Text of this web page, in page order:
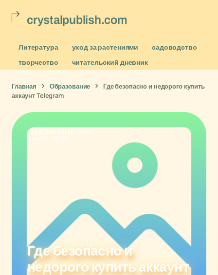
crystalpublish.com
Литература уход за растениями
садоводство
творчество
читательский дневник
Главная Образование
Где безопасно и недорого купить
аккаунт Telegram
crystalpublish.com
ноя 20, 2025
Где безопасно и
недорого купить аккаунт